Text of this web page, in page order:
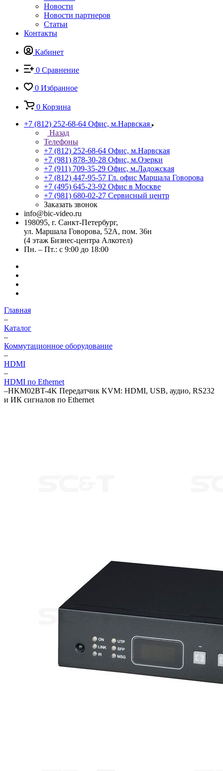
Новости
Новости партнеров
Статьи
Контакты
Кабинет
0 Сравнение
0 Избранное
0 Корзина
+7 (812) 252-68-64 Офис, м.Нарвская
Назад
Телефоны
+7 (812) 252-68-64 Офис, м.Нарвская
+7 (981) 878-30-28 Офис, м.Озерки
+7 (911) 709-35-29 Офис, м.Ладожская
+7 (812) 447-95-57 Гл. офис Маршала Говорова
+7 (495) 645-23-92 Офис в Москве
+7 (981) 680-02-27 Сервисный центр
Заказать звонок
info@bic-video.ru
198095, г. Санкт-Петербург,
ул. Маршала Говорова, 52А, пом. 36н
(4 этаж Бизнес-центра Алкотел)
Пн. – Пт.: с 9:00 до 18:00
Главная
–
Каталог
–
Коммутационное оборудование
–
HDMI
–
HDMI по Ethernet
–HKM02BT-4K Передатчик KVM: HDMI, USB, аудио, RS232
и ИК сигналов по Ethernet